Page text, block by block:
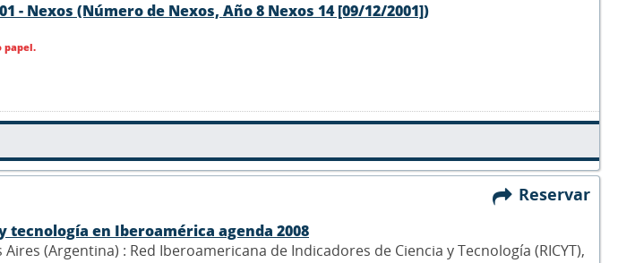
- Nexos (Número de Nexos, Año 8 Nexos 14 [09/12/2001])
papel.
Reservar
tecnología en Iberoamérica agenda 2008
(Argentina) : Red Iberoamericana de Indicadores de Ciencia y Tecnología (RICYT),